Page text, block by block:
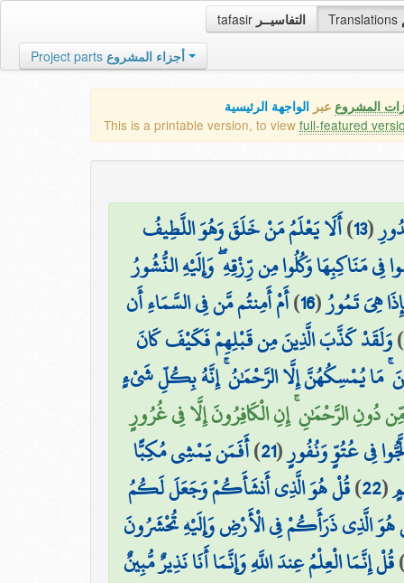
tafasir التفاسيــر Translations
Project parts أجزاء المشروع
المشروع عبر الواجهة الرئيسية
This is a printable version, to view full-featured
(
13
)أَلَا يَعْلَمُ مَنْ خَلَقَ وَهُوَ اللَّطِيفُ
مَنَاكِبِهَا وَكُلُوا مِن رِّزْقِهِ ۖ وَإِلَيْهِ النُّشُورُ
هِيَ تَمُورُ(
16
)أَمْ أَمِنتُم مَّن فِي السَّمَاءِ أَن
)وَلَقَدْ كَذَّبَ الَّذِينَ مِن قَبْلِهِمْ فَكَيْفَ كَانَ
مَا يُمْسِكُهُنَّ إِلَّا الرَّحْمَٰنُ ۚ إِنَّهُ بِكُلِّ شَيْءٍ
الرَّحْمَٰنِ ۚ إِنِ الْكَافِرُونَ إِلَّا فِي غُرُورٍ
فِي عُتُوٍّ وَنُفُورٍ(
21
)أَفَمَن يَمْشِي مُكِبًّا
(
22
)قُلْ هُوَ الَّذِي أَنشَأَكُمْ وَجَعَلَ لَكُمُ
هُوَ الَّذِي ذَرَأَكُمْ فِي الْأَرْضِ وَإِلَيْهِ تُحْشَرُونَ
قُلْ إِنَّمَا الْعِلْمُ عِندَ اللَّهِ وَإِنَّمَا أَنَا نَذِيرٌ مُّبِينٌ